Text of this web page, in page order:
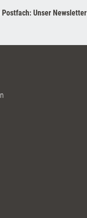
Unser Newsletter